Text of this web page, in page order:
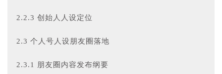
2.2.3 创始人人设定位
2.3 个人号人设朋友圈落地
2.3.1 朋友圈内容发布纲要